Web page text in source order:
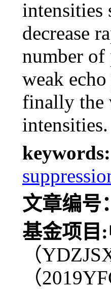
intensities
decrease
number of
weak echo
finally the
intensities.
keywords:
文章编号：
基金项目:
（
（